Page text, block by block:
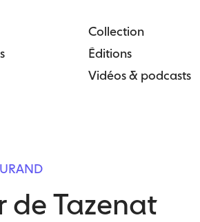
Collection
Éditions
Vidéos & podcasts
de Tazenat